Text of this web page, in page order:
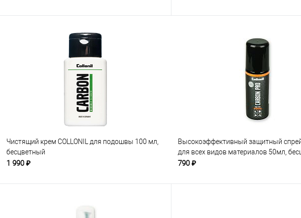
Чистящий крем COLLONIL для подошвы 100 мл,
бесцветный
1 990 ₽
Высокоэффективный защитный спрей
для всех видов материалов 50мл,
790 ₽